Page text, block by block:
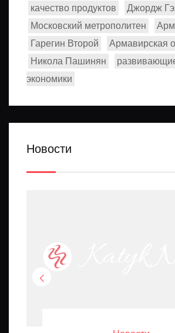
качество продуктов
Джордж
Московский метрополитен
Гарегин Второй
Армавирская
Никола Пашинян
экономики
Новости